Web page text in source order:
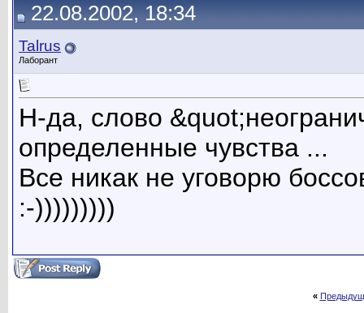
22.08.2002, 18:34
Talrus
Лаборант
Н-да, слово
определенные чувства ...
Все никак не уговорю
:-)))))))))
«